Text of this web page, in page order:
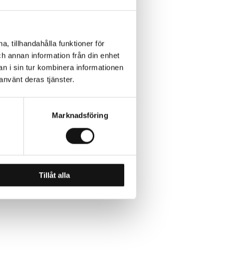
tillhandahålla funktioner för
annan information från din enhet
i sin tur kombinera informationen
deras tjänster.
Marknadsföring
Tillåt alla